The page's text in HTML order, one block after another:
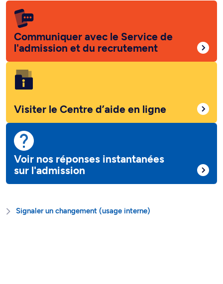
Communiquer avec le Service de
l'admission et du recrutement
Visiter le Centre d’aide en ligne
Voir nos réponses instantanées
sur l'admission
Signaler un changement (usage interne)